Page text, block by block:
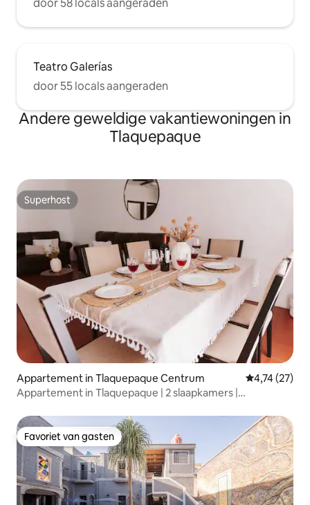
door 58 locals aangeraden
Teatro Galerías
door 55 locals aangeraden
Andere geweldige vakantiewoningen in
Tlaquepaque
Superhost
Superhost
Appartement in Tlaquepaque Centrum Gemiddelde
4,74 (27)
Appartement in Tlaquepaque | 2 slaapkamers |
Favoriet van gasten
Favoriet van gasten